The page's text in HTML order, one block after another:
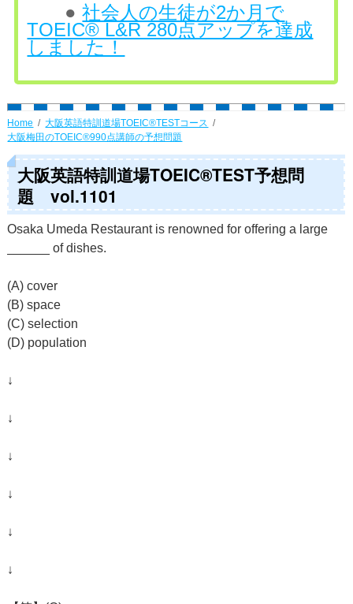
●社会人の生徒が2か月で
TOEIC® L&R 280点アップを達成
しました！
Home
大阪英語特訓道場TOEIC®TESTコース
大阪梅田のTOEIC®990点講師の予想問題
大阪英語特訓道場TOEIC®TEST予想問
題 vol.1101
Osaka Umeda Restaurant is renowned for offering a large
______ of dishes.
(A) cover
(B) space
(C) selection
(D) population
↓
↓
↓
↓
↓
↓